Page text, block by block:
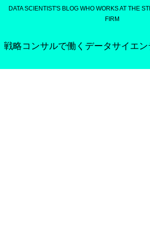
DATA SCIENTIST'S BLOG WHO WORKS AT THE
FIRM
戦略コンサルで働くデータサイエ